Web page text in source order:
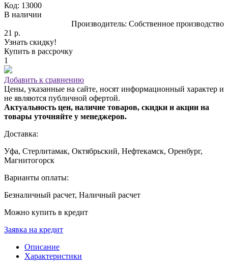
Код: 13000
В наличии
Производитель: Собственное производство
21 р.
Узнать скидку!
Купить в рассрочку
1
Добавить к сравнению
Цены, указанные на сайте, носят информационный характер и
не являются публичной офертой.
Актуальность цен, наличие товаров, скидки и акции на
товары уточняйте у менеджеров.
Доставка:
Уфа, Стерлитамак, Октябрьский, Нефтекамск, Оренбург,
Магнитогорск
Варианты оплаты:
Безналичный расчет, Наличный расчет
Можно купить в кредит
Заявка на кредит
Описание
Характеристики